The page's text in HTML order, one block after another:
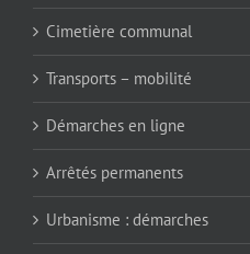
Cimetière communal
Transports – mobilité
Démarches en ligne
Arrêtés permanents
Urbanisme : démarches